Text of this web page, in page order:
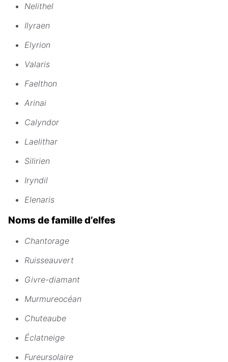
Nelithel
Ilyraen
Elyrion
Valaris
Faelthon
Arinai
Calyndor
Laelithar
Silirien
Iryndil
Elenaris
Noms de famille d’elfes
Chantorage
Ruisseauvert
Givre-diamant
Murmureocéan
Chuteaube
Éclatneige
Fureursolaire